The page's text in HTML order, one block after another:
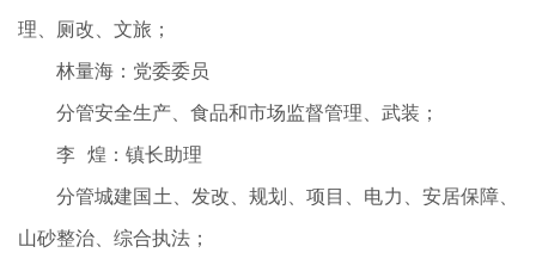
理、厕改、文旅；
林量海：党委委员
分管安全生产、食品和市场监督管理、武装；
李 煌：镇长助理
分管城建国土、发改、规划、项目、电力、安居保障、
山砂整治、综合执法；